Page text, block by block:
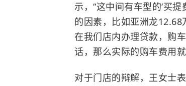
示，“这中间有车型的‘买
的因素，比如亚洲龙12.68
在我们店内办理贷款，购
话，那么实际的购车费用就
对于门店的辩解，王女士